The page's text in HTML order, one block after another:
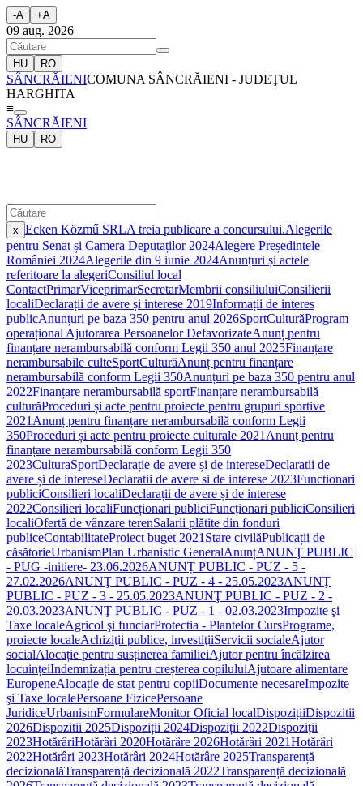
-A +A
09 aug. 2026
HU RO
SÂNCRĂIENICOMUNA SÂNCRĂIENI - JUDEŢUL
HARGHITA
≡
SÂNCRĂIENI
HU RO
x Ecken Közmű SRLA treia publicare a concursului.Alegerile
pentru Senat și Camera Deputaților 2024Alegere Președintele
României 2024Alegerile din 9 iunie 2024Anunțuri și actele
referitoare la alegeriConsiliul local
ContactPrimarViceprimarSecretarMembrii consiliuluiConsilierii
localiDeclarații de avere și interese 2019Informații de interes
publicAnunțuri pe baza 350 pentru anul 2026SportCulturăProgram
operațional Ajutorarea Persoanelor DefavorizateAnunț pentru
finanțare nerambursabilă conform Legii 350 anul 2025Finanțare
nerambursabile culteSportCulturăAnunț pentru finanțare
nerambursabilă conform Legii 350Anunțuri pe baza 350 pentru anul
2022Finanțare nerambursabilă sportFinanțare nerambursabilă
culturăProceduri și acte pentru proiecte pentru grupuri sportive
2021 Anunț pentru finanțare nerambursabilă conform Legii
350Proceduri și acte pentru proiecte culturale 2021 Anunț pentru
finanțare nerambursabilă conform Legii 350
2023CulturaSportDeclarație de avere și de intereseDeclaratii de
avere și de intereseDeclaratii de avere si de interese 2023Functionari
publiciConsilieri localiDeclarații de avere și de interese
2022Consilieri localiFuncționari publiciFuncționari publiciConsilieri
localiOfertă de vânzare terenSalarii plătite din fonduri
publiceContabilitateProiect buget 2021 Stare civilăPublicații de
căsătorieUrbanismPlan Urbanistic GeneralAnunțANUNŢ PUBLIC
- PUG -initiere- 23.06.2026ANUNȚ PUBLIC - PUZ - 5 -
27.02.2026ANUNŢ PUBLIC - PUZ - 4 - 25.05.2023ANUNŢ
PUBLIC - PUZ - 3 - 25.05.2023ANUNŢ PUBLIC - PUZ - 2 -
20.03.2023ANUNŢ PUBLIC - PUZ - 1 - 02.03.2023Impozite şi
Taxe localeAgricol şi funciarProtectia - Plantelor CursPrograme,
proiecte localeAchiziţii publice, investiţiiServicii socialeAjutor
socialAlocație pentru susținerea familieiAjutor pentru încălzirea
locuințeiIndemnizația pentru creșterea copiluluiAjutoare alimentare
EuropeneAlocație de stat pentru copiiDocumente necesareImpozite
şi Taxe localePersoane FizicePersoane
JuridiceUrbanismFormulareMonitor Oficial localDispozițiiDispozitii
2026Dispozitii 2025Dispoziții 2024Dispoziții 2022Dispoziții
2023HotărâriHotărâri 2020Hotărâre 2026Hotărâri 2021Hotărâri
2022Hotărâri 2023Hotărâri 2024Hotărâre 2025Transparență
decizionalăTransparență decizională 2022Transparență decizională